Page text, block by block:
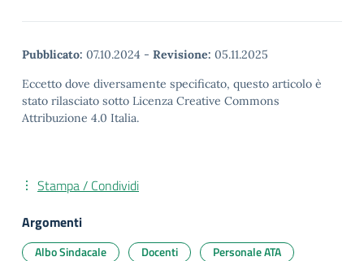
Pubblicato: 07.10.2024 - Revisione: 05.11.2025
Eccetto dove diversamente specificato, questo articolo è
stato rilasciato sotto Licenza Creative Commons
Attribuzione 4.0 Italia.
Stampa / Condividi
Argomenti
Albo Sindacale Docenti Personale ATA